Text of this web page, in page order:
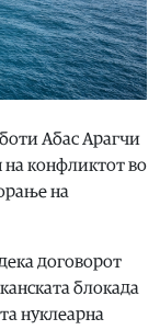
Абас Арагчи
на конфликтот во
на
договорот
блокада
нуклеарна